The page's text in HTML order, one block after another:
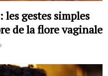
gestes simples
de la flore vaginale